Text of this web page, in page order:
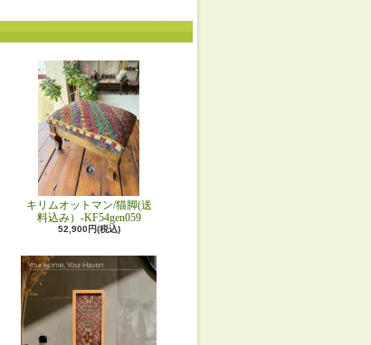
キリムオットマン/猫脚(送
料込み）-KF54gen059
52,900円(税込)